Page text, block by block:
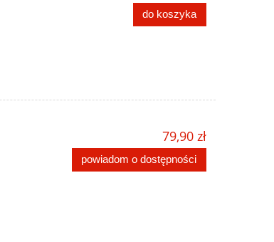
do koszyka
79,90 zł
powiadom o dostępności